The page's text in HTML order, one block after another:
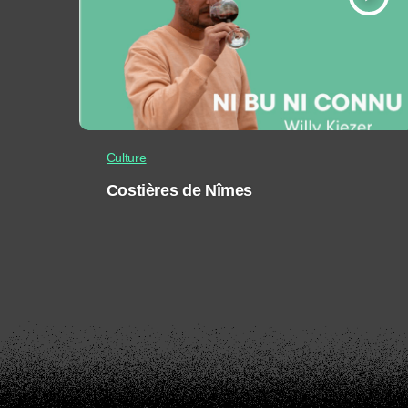
Culture
Costières de Nîmes